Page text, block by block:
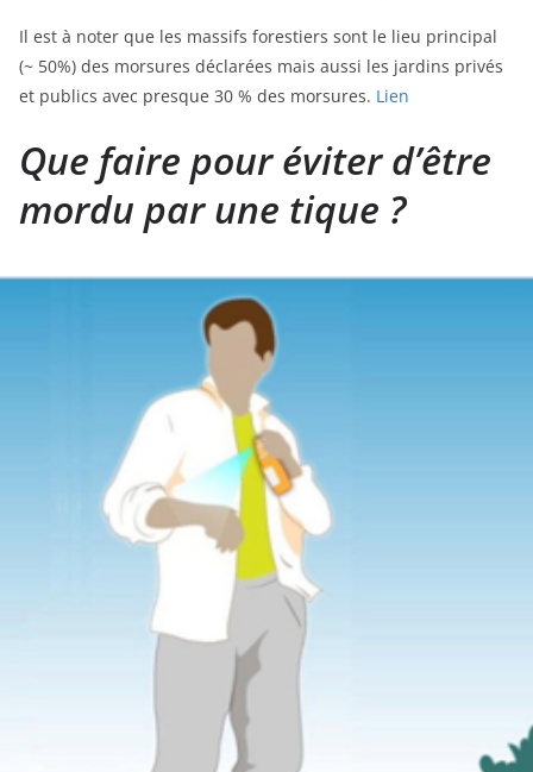
Il est à noter que les massifs forestiers sont le lieu principal
(~ 50%) des morsures déclarées mais aussi les jardins privés
et publics avec presque 30 % des morsures. Lien
Que faire pour éviter d’être
mordu par une tique ?